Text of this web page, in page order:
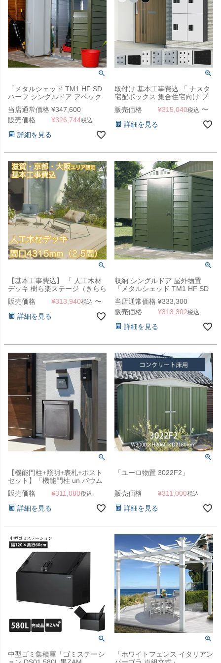
「メタルシェッド TM1 HF SD
ハーフ シングルドア アペック
スルーフ 窓付き」
当店通常価格 ¥347,600
販売価格
¥326,744税込
詳細を見る
取付け 基本工事費込 「 ナスタ
宅配ボックス 集合住宅向け プ
チ宅 ユニット 壁付け 2～4列 セ
ット KS-TL01R 」
販売価格 ¥315,040税込 〜
詳細を見る
【基本工事費込】 「 人工木材
デッキ 樹ら楽ステージ（きらら
ステージ） デッキ本体 間口
4315mm（2.5間） 」 【滋賀・
京都・大阪のみ対応可能】
販売価格 ¥313,940税込 〜
詳細を見る
収納 シングルドア 屋外物置
「メタルシェッド TM1 HF SD
ハーフ シングルドア アペック
スルーフ」
当店通常価格 ¥333,300
販売価格
¥313,302税込
詳細を見る
【機能門柱+照明+表札+ポスト
セット】「機能門柱 un バウム
（BAUM）」
販売価格 ¥311,080税込
詳細を見る
「ユーロ物置 3022F2」
販売価格 ¥311,000税込
詳細を見る
中型ゴミ集積庫「ゴミステーシ
「ホワイトフェンス イタリアン